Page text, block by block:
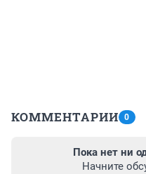
КОММЕНТАРИИ 0
Пока нет ни
Начните